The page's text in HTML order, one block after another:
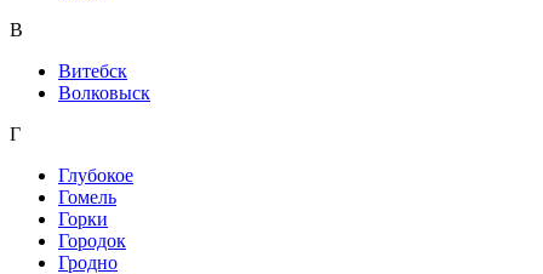
В
Витебск
Волковыск
Г
Глубокое
Гомель
Горки
Городок
Гродно